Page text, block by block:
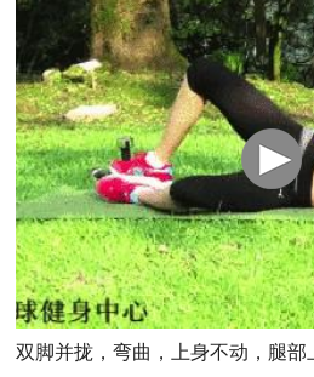
双脚并拢，弯曲，上身不动，腿部